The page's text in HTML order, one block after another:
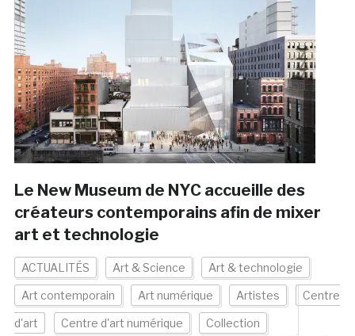
Le New Museum de NYC accueille des
créateurs contemporains afin de mixer
art et technologie
ACTUALITÉS Art & Science Art & technologie
Art contemporain Art numérique Artistes Centre
d'art Centre d'art numérique Collection